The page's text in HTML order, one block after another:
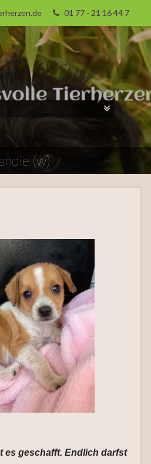
01 77 - 21 16 44 7
(w)
es geschafft. Endlich darfst